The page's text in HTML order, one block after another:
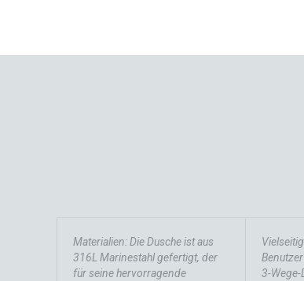
Materialien: Die Dusche ist aus
316L Marinestahl gefertigt, der
für seine hervorragende
3-